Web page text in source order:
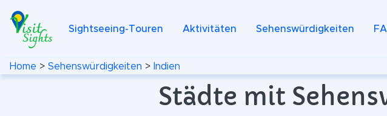
Sightseeing-Touren Aktivitäten Sehenswürdigkeiten
Home > Sehenswürdigkeiten > Indien
Städte mit